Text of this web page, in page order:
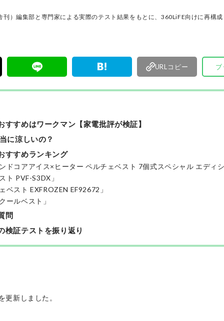
く製品の本質的な性能
）編集部と専門家による実際のテスト結果をもとに、360LiFE向けに再構成
URLコピー ブ
すすめはワークマン【家電批評が検証】
に涼しいの？
すすめランキング
ドコアアイス×ヒーター ペルチェベスト 7個式スペシャル エディ
ト PVF-S3DX」
ベスト EXFROZEN EF92672」
ールベスト」
問
検証テストを振り返り
更新しました。